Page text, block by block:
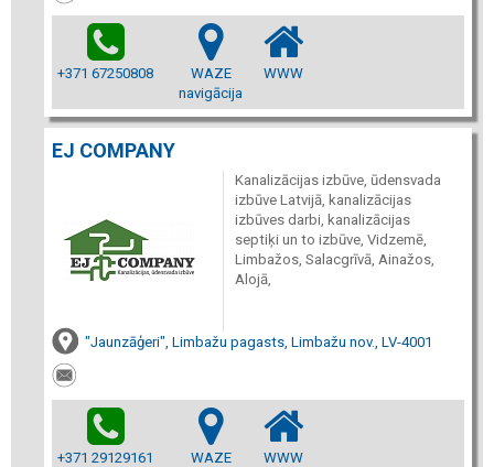
+371 67250808
WAZE
navigācija
WWW
EJ COMPANY
Kanalizācijas izbūve, ūdensvada
izbūve Latvijā, kanalizācijas
izbūves darbi, kanalizācijas
septiķi un to izbūve, Vidzemē,
Limbažos, Salacgrīvā, Ainažos,
Alojā,
"Jaunzāģeri", Limbažu pagasts, Limbažu nov., LV-4001
+371 29129161
WAZE
WWW